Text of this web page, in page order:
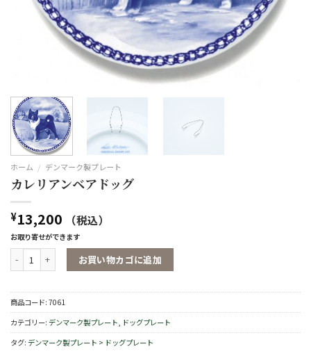
ホーム / デンマーク製プレート
カレリアンベアドッグ
¥13,200 （税込）
お取り寄せができます
カレリアンベアドッグ個お買い物カゴに追加
商品コード: 7061
カテゴリー: デンマーク製プレート ドッグプレート
タグ: デンマーク製プレート > ドッグプレート